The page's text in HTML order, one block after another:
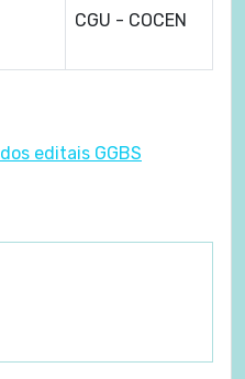
CGU - COCEN
editais GGBS